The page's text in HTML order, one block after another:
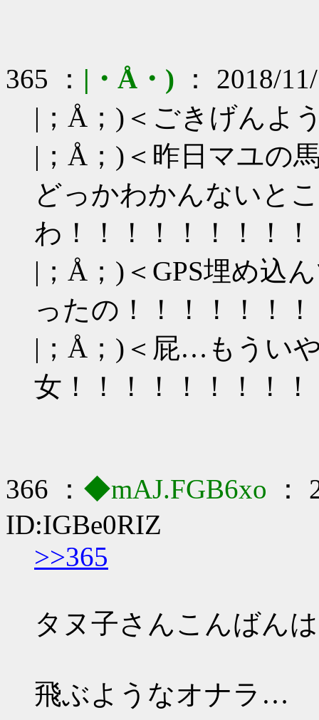
365 ： |・Å・) ： 2018/
|；Å；)＜ごきげんよ
|；Å；)＜昨日マユの
どっかわかんないと
わ！！！！！！！！！
|；Å；)＜GPS埋め込
ったの！！！！！！
|；Å；)＜屁…もうい
女！！！！！！！！
366 ： ◆mAJ.FGB6xo ：
ID:IGBe0RIZ
>>365
タヌ子さんこんばん
飛ぶようなオナラ…